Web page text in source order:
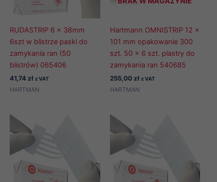
RUDASTRIP 6 x 38mm
6szt w blistrze paski do
zamykania ran (50
blistrów) 065406
41,74 zł z VAT
HARTMAN
Hartmann OMNISTRIP 12 x
101 mm opakowanie 300
szt. 50 x 6 szt. plastry do
zamykania ran 540685
255,00 zł z VAT
HARTMAN